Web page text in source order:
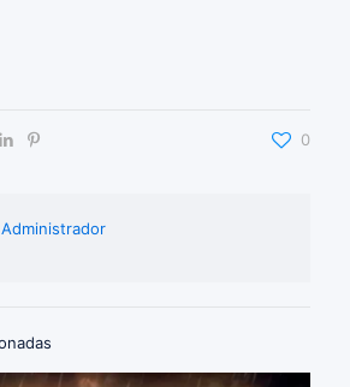
0
Administrador